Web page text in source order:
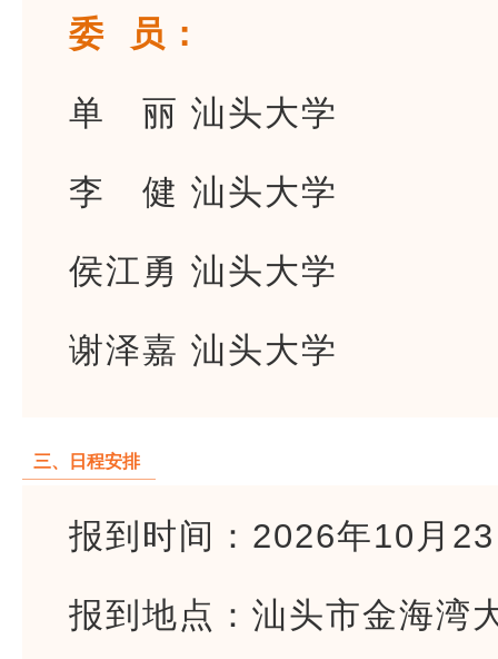
委 员：
单 丽 汕头大学
李 健 汕头大学
侯江勇 汕头大学
谢泽嘉 汕头大学
三、日程安排
报到时间：2026年10月
报到地点：汕头市金海湾